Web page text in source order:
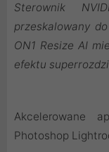
Sterownik
przeskalowany
ON1 Resize AI
efektu
Akcelerowane
Photoshop